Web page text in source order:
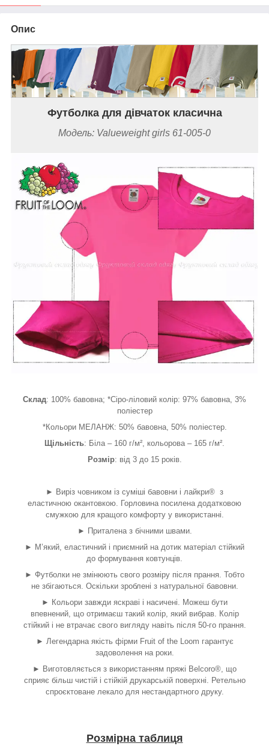
Опис
Футболка для дівчаток класична
Модель: Valueweightgirls 61-005-0
Склад: 100% бавовна; *Сіро-ліловий колір: 97% бавовна, 3%
поліестер
*Кольори МЕЛАНЖ: 50% бавовна, 50% поліестер.
Щільність: Біла – 160 г/м², кольорова – 165 г/м².
Розмір: від 3 до 15 років.
► Виріз човником із суміші бавовни і лайкри® з
еластичною окантовкою. Горловина посилена додатковою
смужкою для кращого комфорту у використанні.
► Приталена з бічними швами.
► М’який, еластичний і приємний на дотик матеріал стійкий
до формування ковтунців.
► Футболки не змінюють свого розміру після прання. Тобто
не збігаються. Оскільки зроблені з натуральної бавовни.
► Кольори завжди яскраві і насичені. Можеш бути
впевнений, що отримаєш такий колір, який вибрав. Колір
стійкий і не втрачає свого вигляду навіть після 50-го прання.
► Легендарна якість фірми Fruit of the Loom гарантує
задоволення на роки.
► Виготовляється з використанням пряжі Belcoro®, що
сприяє більш чистій і стійкій друкарській поверхні. Ретельно
спроєктоване лекало для нестандартного друку.
Розмірна таблиця